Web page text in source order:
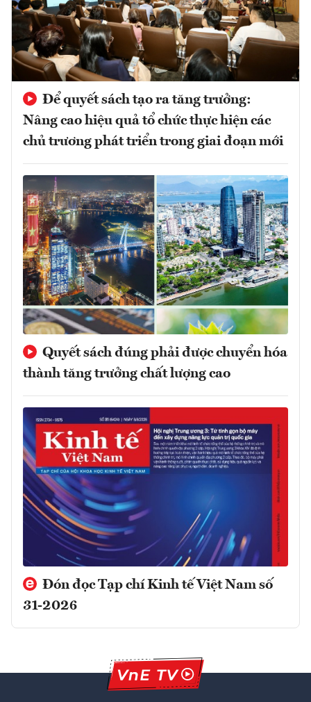
Để quyết sách tạo ra tăng trưởng:
Nâng cao hiệu quả tổ chức thực hiện các
chủ trương phát triển trong giai đoạn mới
Quyết sách đúng phải được chuyển hóa
thành tăng trưởng chất lượng cao
Đón đọc Tạp chí Kinh tế Việt Nam số
31-2026